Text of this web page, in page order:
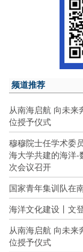
频道推荐
从南海启航 向未
位授予仪式
穆穆院士任学术委
海大学共建的海洋-
次会议召开
国家青年集训队在
海洋文化建设丨文
从南海启航 向未
位授予仪式